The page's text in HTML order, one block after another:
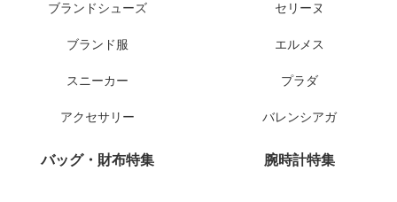
ブランドシューズ
ブランド服
スニーカー
アクセサリー
セリーヌ
エルメス
プラダ
バレンシアガ
バッグ・財布特集 腕時計特集